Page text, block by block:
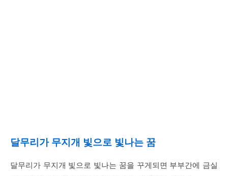
달무리가 무지개 빛으로 빛나는 꿈
달무리가 무지개 빛으로 빛나는 꿈을 꾸게되면 부부간에 금실